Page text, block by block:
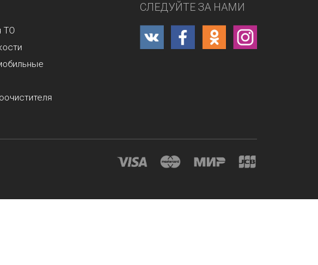
ТО
СЛЕДУЙТЕ ЗА НАМИ